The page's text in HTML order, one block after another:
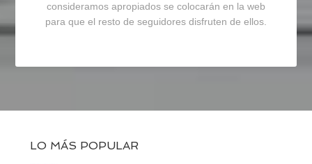
consideramos apropiados se colocarán en la web
para que el resto de seguidores disfruten de ellos.
LO MÁS POPULAR